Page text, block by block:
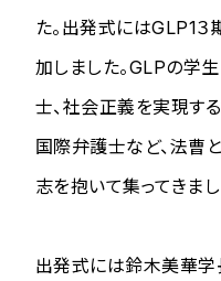
た。出発式にはGLP1３
加しました。GLPの学
士、社会正義を実現す
国際弁護士など、法曹
志を抱いて集ってきまし
出発式には鈴木美華学